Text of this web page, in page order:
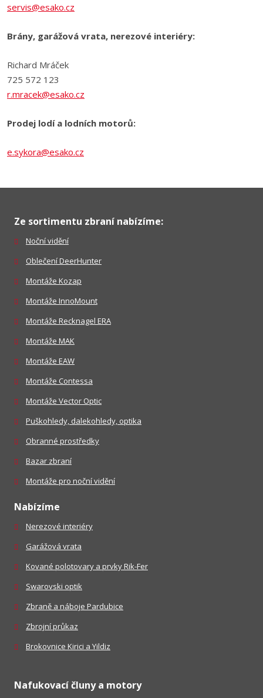
servis@esako.cz
Brány, garážová vrata, nerezové interiéry:
Richard Mráček
725 572 123
r.mracek@esako.cz
Prodej lodí a lodních motorů:
e.sykora@esako.cz
Ze sortimentu zbraní nabízíme:
Noční vidění
Oblečení DeerHunter
Montáže Kozap
Montáže InnoMount
Montáže Recknagel ERA
Montáže MAK
Montáže EAW
Montáže Contessa
Montáže Vector Optic
Puškohledy, dalekohledy, optika
Obranné prostředky
Bazar zbraní
Montáže pro noční vidění
Nabízíme
Nerezové interiéry
Garážová vrata
Kované polotovary a prvky Rik-Fer
Swarovski optik
Zbraně a náboje Pardubice
Zbrojní průkaz
Brokovnice Kirici a Yildiz
Nafukovací čluny a motory